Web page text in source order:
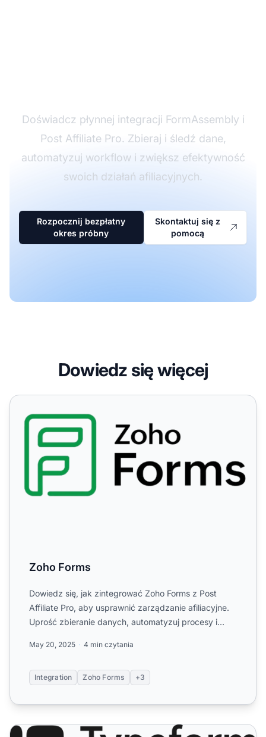
Doświadcz płynnej integracji FormAssembly i
Post Affiliate Pro. Zbieraj i śledź dane,
automatyzuj workflow i zwiększ efektywność
swoich działań afiliacyjnych.
Rozpocznij bezpłatny
okres próbny
Skontaktuj się z
pomocą
Dowiedz się więcej
Zoho Forms
Zoho Forms
Dowiedz się, jak zintegrować Zoho Forms z Post
Affiliate Pro, aby usprawnić zarządzanie afiliacyjne.
Uprość zbieranie danych, automatyzuj procesy i
May 20, 2025 4 min czytania
Integration Zoho Forms +3
Typeform